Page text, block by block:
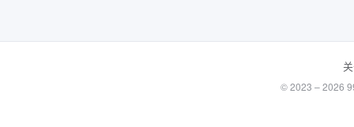
© 2023 – 2026